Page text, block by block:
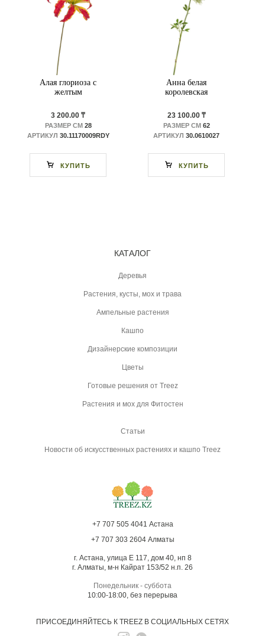
Алая глориоза с
желтым
3 200.00 ₸
РАЗМЕР СМ28
АРТИКУЛ 30.11170009RDY
КУПИТЬ
Анна белая
королевская
23 100.00 ₸
РАЗМЕР СМ62
АРТИКУЛ 30.0610027
КУПИТЬ
КАТАЛОГ
Деревья
Растения, кусты, мох и трава
Ампельные растения
Кашпо
Дизайнерские композиции
Цветы
Готовые решения от Treez
Растения и мох для Фитостен
Статьи
Новости об искусственных растениях и кашпо Treez
+7 707 505 4041 Астана
+7 707 303 2604 Алматы
г. Астана, улица Е 117, дом 40, нп 8
г. Алматы, м-н Кайрат 153/52 н.п. 26
Понедельник - суббота
10:00-18:00, без перерыва
ПРИСОЕДИНЯЙТЕСЬ К TREEZ В СОЦИАЛЬНЫХ СЕТЯХ